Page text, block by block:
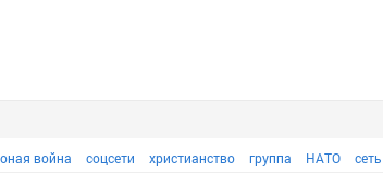
война соцсети христианство группа НАТО сеть